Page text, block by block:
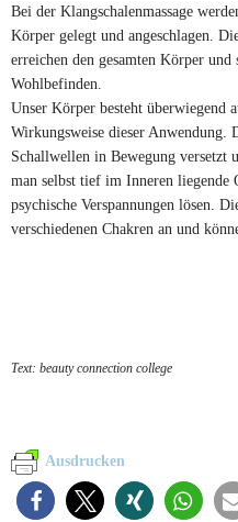
Bei der Klangschalenmassage
Körper gelegt und angeschlagen.
erreichen den gesamten Körper
Wohlbefinden.
Unser Körper besteht überwiegend
Wirkungsweise dieser
Schallwellen in Bewegung versetzt
man selbst tief im Inneren liegende
psychische Verspannungen lösen.
verschiedenen Chakren an und
Text: beauty connection college
Ausdrucken